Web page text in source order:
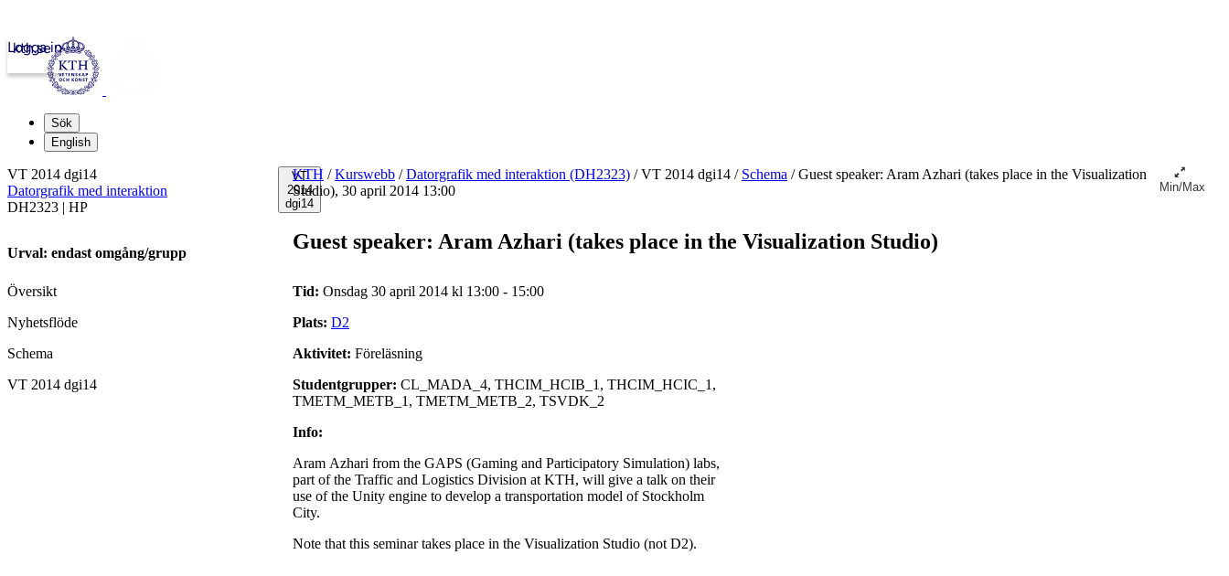
kth.se
Logga in
Sök
English
VT
2014
dgi14
KTH / Kurswebb / Datorgrafik med interaktion (DH2323) /VT 2014 dgi14 / Schema /Guest speaker: Aram Azhari (takes place in the Visualization
Studio), 30 april 2014 13:00
Min/Max
Guest speaker: Aram Azhari (takes place in the Visualization Studio)
Tid: Onsdag 30 april 2014 kl 13:00 - 15:00
Plats: D2
Aktivitet: Föreläsning
Studentgrupper: CL_MADA_4, THCIM_HCIB_1, THCIM_HCIC_1,
TMETM_METB_1, TMETM_METB_2, TSVDK_2
Info:
Aram Azhari from the GAPS (Gaming and Participatory Simulation) labs,
part of the Traffic and Logistics Division at KTH, will give a talk on their
use of the Unity engine to develop a transportation model of Stockholm
City.
Note that this seminar takes place in the Visualization Studio (not D2).
VT 2014 dgi14
Datorgrafik med interaktion
DH2323 | HP
Urval: endast omgång/grupp
Översikt
Nyhetsflöde
Schema
VT 2014 dgi14